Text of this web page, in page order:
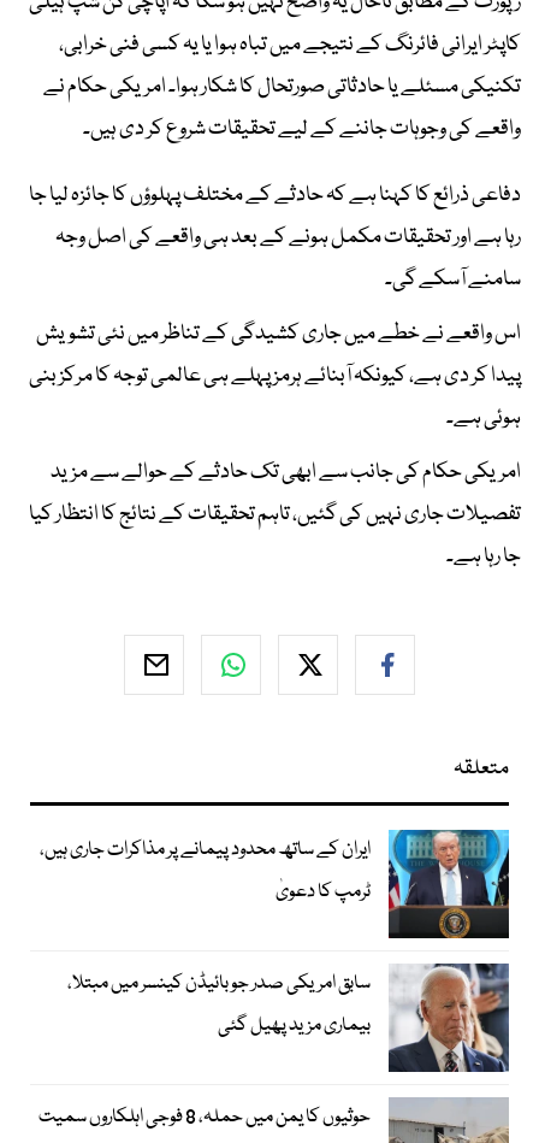
کاپٹر ایرانی فائرنگ کے نتیجے میں تباہ ہوا یا یہ کسی فنی خرابی،
تکنیکی مسئلے یا حادثاتی صورتحال کا شکار ہوا۔ امریکی حکام نے
واقعے کی وجوہات جاننے کے لیے تحقیقات شروع کر دی ہیں۔
دفاعی ذرائع کا کہنا ہے کہ حادثے کے مختلف پہلوؤں کا جائزہ لیا جا
رہا ہے اور تحقیقات مکمل ہونے کے بعد ہی واقعے کی اصل وجہ
سامنے آسکے گی۔
اس واقعے نے خطے میں جاری کشیدگی کے تناظر میں نئی تشویش
پیدا کر دی ہے، کیونکہ آبنائے ہرمز پہلے ہی عالمی توجہ کا مرکز بنی
ہوئی ہے۔
امریکی حکام کی جانب سے ابھی تک حادثے کے حوالے سے مزید
تفصیلات جاری نہیں کی گئیں، تاہم تحقیقات کے نتائج کا انتظار کیا
جا رہا ہے۔
متعلقہ
ایران کے ساتھ محدود پیمانے پر مذاکرات جاری ہیں،
ٹرمپ کا دعویٰ
سابق امریکی صدر جوبائیڈن کینسر میں مبتلا،
بیماری مزید پھیل گئی
حوثیوں کا یمن میں حملہ، 8 فوجی اہلکاروں سمیت